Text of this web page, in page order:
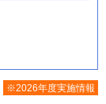
※2026年度実施情報